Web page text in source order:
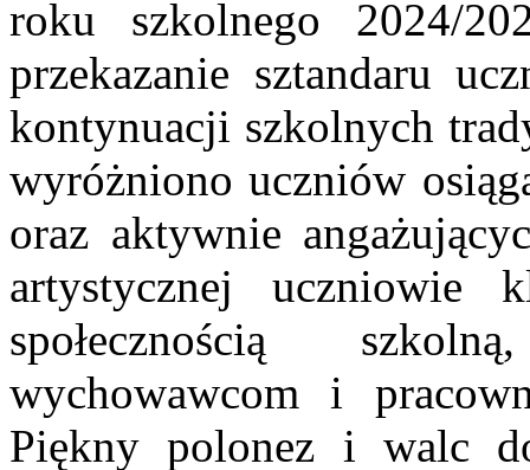
roku szkolnego 2024/
przekazanie sztandaru
kontynuacji szkolnych
wyróżniono uczniów
oraz aktywnie
artystycznej uczniowie
społecznością
wychowawcom i
Piękny polonez i walc